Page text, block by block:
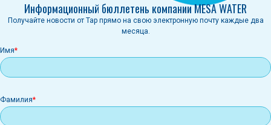
Информационный бюллетень компании MESA WATER
Получайте новости от Tap прямо на свою электронную почту каждые два
месяца.
Имя
Фамилия